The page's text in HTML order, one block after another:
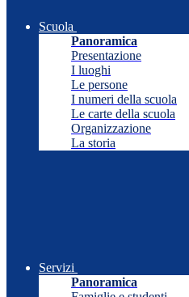
Scuola
Panoramica
Presentazione
I luoghi
Le persone
I numeri della scuola
Le carte della scuola
Organizzazione
La storia
Servizi
Panoramica